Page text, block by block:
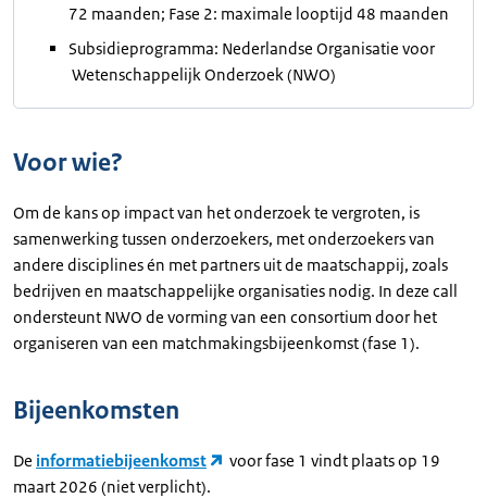
72 maanden; Fase 2: maximale looptijd 48 maanden
Subsidieprogramma: Nederlandse Organisatie voor
Wetenschappelijk Onderzoek (NWO)
Voor wie?
Om de kans op impact van het onderzoek te vergroten, is
samenwerking tussen onderzoekers, met onderzoekers van
andere disciplines én met partners uit de maatschappij, zoals
bedrijven en maatschappelijke organisaties nodig. In deze call
ondersteunt NWO de vorming van een consortium door het
organiseren van een matchmakingsbijeenkomst (fase 1).
Bijeenkomsten
De informatiebijeenkomst
voor fase 1 vindt plaats op 19
maart 2026 (niet verplicht).